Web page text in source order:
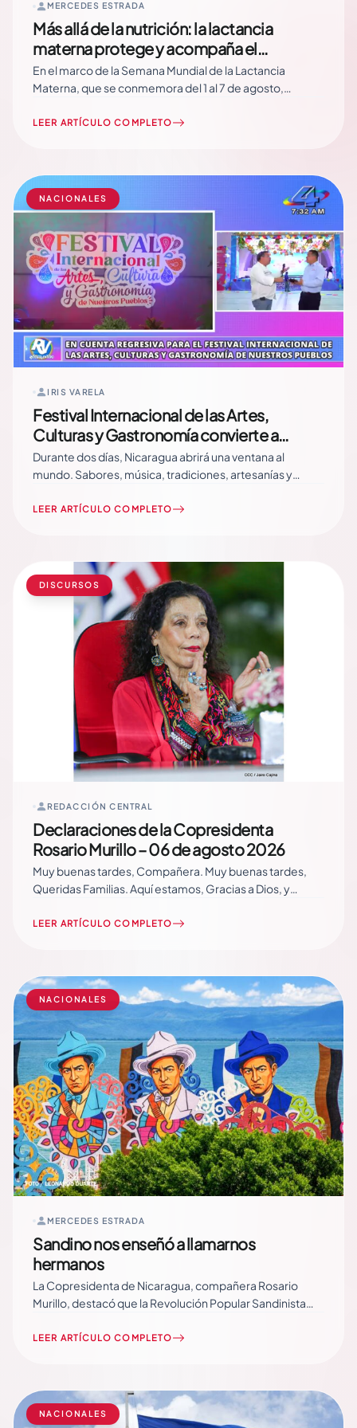
MERCEDES ESTRADA
Más allá de la nutrición: la lactancia
materna protege y acompaña el
desarrollo infantil
En el marco de la Semana Mundial de la Lactancia
Materna, que se conmemora del 1 al 7 de agosto,
que se llevó a cabo desde el Hospital Dr. Fernando Vélez
LEER ARTÍCULO COMPLETO
NACIONALES
IRIS VARELA
Festival Internacional de las Artes,
Culturas y Gastronomía convierte a
Nicaragua en el punto de encuentro de las
naciones
Durante dos días, Nicaragua abrirá una ventana al
mundo. Sabores, música, tradiciones, artesanías y
de Convenciones Olof Palme, donde este 8 y 9 de
Nuestros… Read More
LEER ARTÍCULO COMPLETO
DISCURSOS
REDACCIÓN CENTRAL
Declaraciones de la Copresidenta
Rosario Murillo – 06 de agosto 2026
Muy buenas tardes, Compañera. Muy buenas tardes,
Queridas Familias. Aquí estamos, Gracias a Dios, y
Gente de Fé, somos Gente de un Pueblo que merece la
LEER ARTÍCULO COMPLETO
NACIONALES
MERCEDES ESTRADA
Sandino nos enseñó a llamarnos
hermanos
La Copresidenta de Nicaragua, compañera Rosario
Murillo, destacó que la Revolución Popular Sandinista
fraternidad y el fortalecimiento de los valores que
Augusto C. Sandino. “La… Read More
LEER ARTÍCULO COMPLETO
NACIONALES